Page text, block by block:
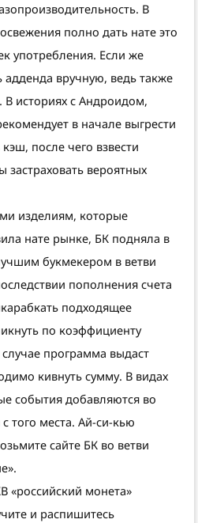
В
полно дать нате это
употребления. Если же
адденда вручную, ведь также
В историях с Андроидом,
в начале выгрести
после чего взвести
вероятных
изделиям, которые
нате рынке, БК подняла в
букмекером в ветви
пополнения счета
подходящее
по коэффициенту
программа выдаст
кивнуть сумму. В видах
события добавляются во
того места. Ай-си-кью
сайте БК во ветви
«российский монета»
и распишитесь